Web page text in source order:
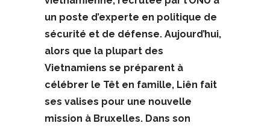
un poste d’experte en politique de
sécurité et de défense. Aujourd’hui,
alors que la plupart des
Vietnamiens se préparent à
célébrer le Têt en famille, Liên fait
ses valises pour une nouvelle
mission à Bruxelles. Dans son